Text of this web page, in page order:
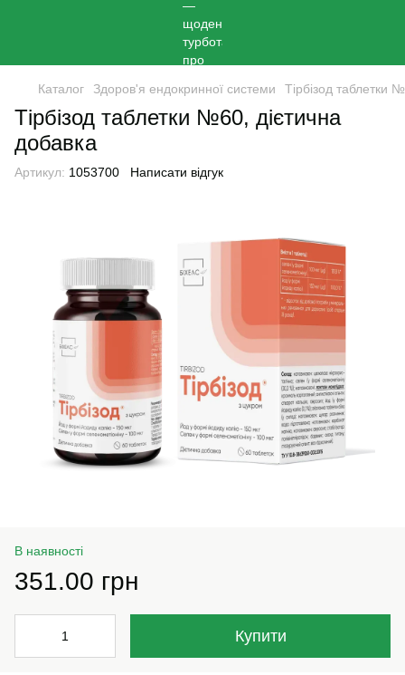
Каталог Здоров'я ендокринної системи Тірбізод таблетки
Тірбізод таблетки №60, дієтична
добавка
Артикул: 1053700 Написати відгук
В наявності
351.00 грн
Купити